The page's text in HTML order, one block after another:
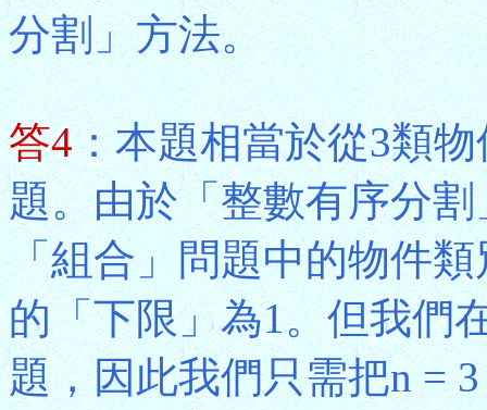
分割」方法。
答4：本題相當於從3類
題。由於「整數有序分
「組合」問題中的物件
的「下限」為1。但我們
題，因此我們只需把n =